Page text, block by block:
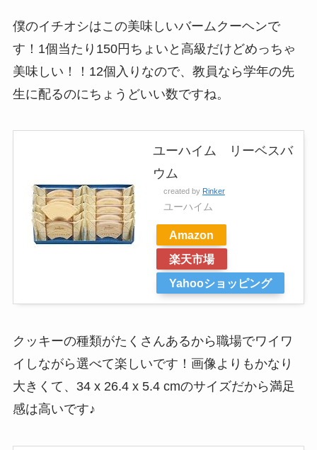
僕のイチオシはこの美味しいバームクーヘンで
す！1個当たり150円ちょいと高級だけどめっちゃ
美味しい！！12個入りなので、教員なら学年の先
生に配るのにちょうどいい数ですね。
ユーハイム リーベスバ
ウム
created by Rinker
ユーハイム
Amazon
楽天市場
Yahooショッピング
クッキーの種類がたくさんあるから職場でワイワ
イしながら選べて楽しいです！画像よりもかなり
大きくて、34 x 26.4 x 5.4 cmのサイズだから満足
感は高いです♪